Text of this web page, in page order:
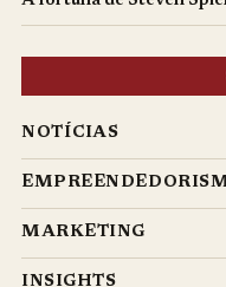
NOTÍCIAS
MARKETING
INSIGHTS